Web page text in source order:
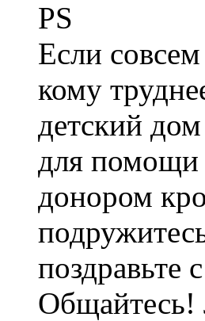
PS
Если
кому
детский
для помощи
донором
поздравьте
Общайтесь!